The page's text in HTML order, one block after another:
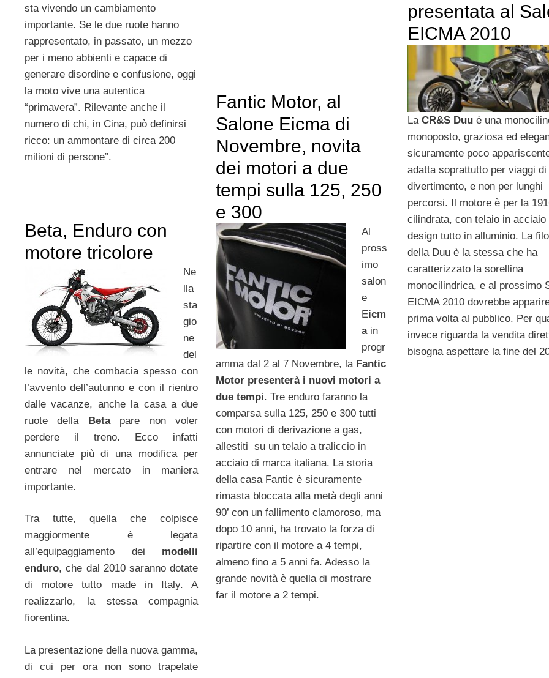
sta vivendo un cambiamento
importante. Se le due ruote hanno
rappresentato, in passato, un mezzo
per i meno abbienti e capace di
generare disordine e confusione, oggi
la moto vive una autentica
“primavera”. Rilevante anche il
numero di chi, in Cina, può definirsi
ricco: un ammontare di circa 200
milioni di persone”.
presentata al
EICMA 2010
La CR&S Duuè una
monoposto, graziosa ed
sicuramente poco
adatta soprattutto per viaggi di
divertimento, e non per lunghi
percorsi. Il motore è per la
cilindrata, con telaio in acciaio
design tutto in alluminio. La
della Duu è la stessa che ha
caratterizzato la sorellina
monocilindrica, e al prossimo
EICMA 2010 dovrebbe
prima volta al pubblico. Per
invece riguarda la vendita
bisogna aspettare la fine del
Fantic Motor, al
Salone Eicma di
Novembre, novita
dei motori a due
tempi sulla 125, 250
e 300
Al
pross
imo
salon
e
Eicm
ain
progr
amma dal 2 al 7 Novembre, la Fantic
Motor presenterà i nuovi motori a
due tempi. Tre enduro faranno la
comparsa sulla 125, 250 e 300 tutti
con motori di derivazione a gas,
allestiti su un telaio a traliccio in
acciaio di marca italiana. La storia
della casa Fantic è sicuramente
rimasta bloccata alla metà degli anni
90’ con un fallimento clamoroso, ma
dopo 10 anni, ha trovato la forza di
ripartire con il motore a 4 tempi,
almeno fino a 5 anni fa. Adesso la
grande novità è quella di mostrare
far il motore a 2 tempi.
Beta, Enduro con
motore tricolore
Ne
lla
sta
gio
ne
del
le novità, che combacia spesso con
l’avvento dell’autunno e con il rientro
dalle vacanze, anche la casa a due
ruote della Betapare non voler
perdere il treno. Ecco infatti
annunciate più di una modifica per
entrare nel mercato in maniera
importante.
Tra tutte, quella che colpisce
maggiormente è legata
all’equipaggiamento dei modelli
enduro, che dal 2010 saranno dotate
di motore tutto made in Italy. A
realizzarlo, la stessa compagnia
fiorentina.
La presentazione della nuova gamma,
di cui per ora non sono trapelate